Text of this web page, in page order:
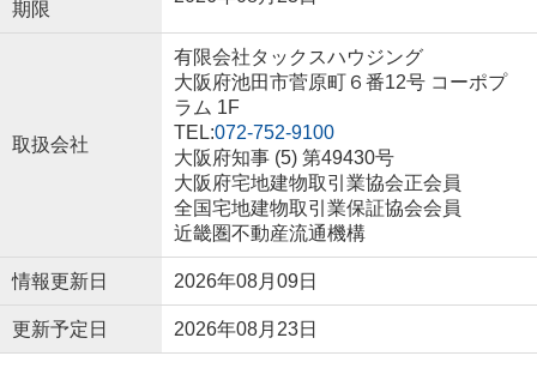
期限
取扱会社
有限会社タックスハウジング
大阪府池田市菅原町６番12号 コーポプ
ラム 1F
TEL:072-752-9100
大阪府知事 (5) 第49430号
大阪府宅地建物取引業協会正会員
全国宅地建物取引業保証協会会員
近畿圏不動産流通機構
情報更新日 2026年08月09日
更新予定日 2026年08月23日